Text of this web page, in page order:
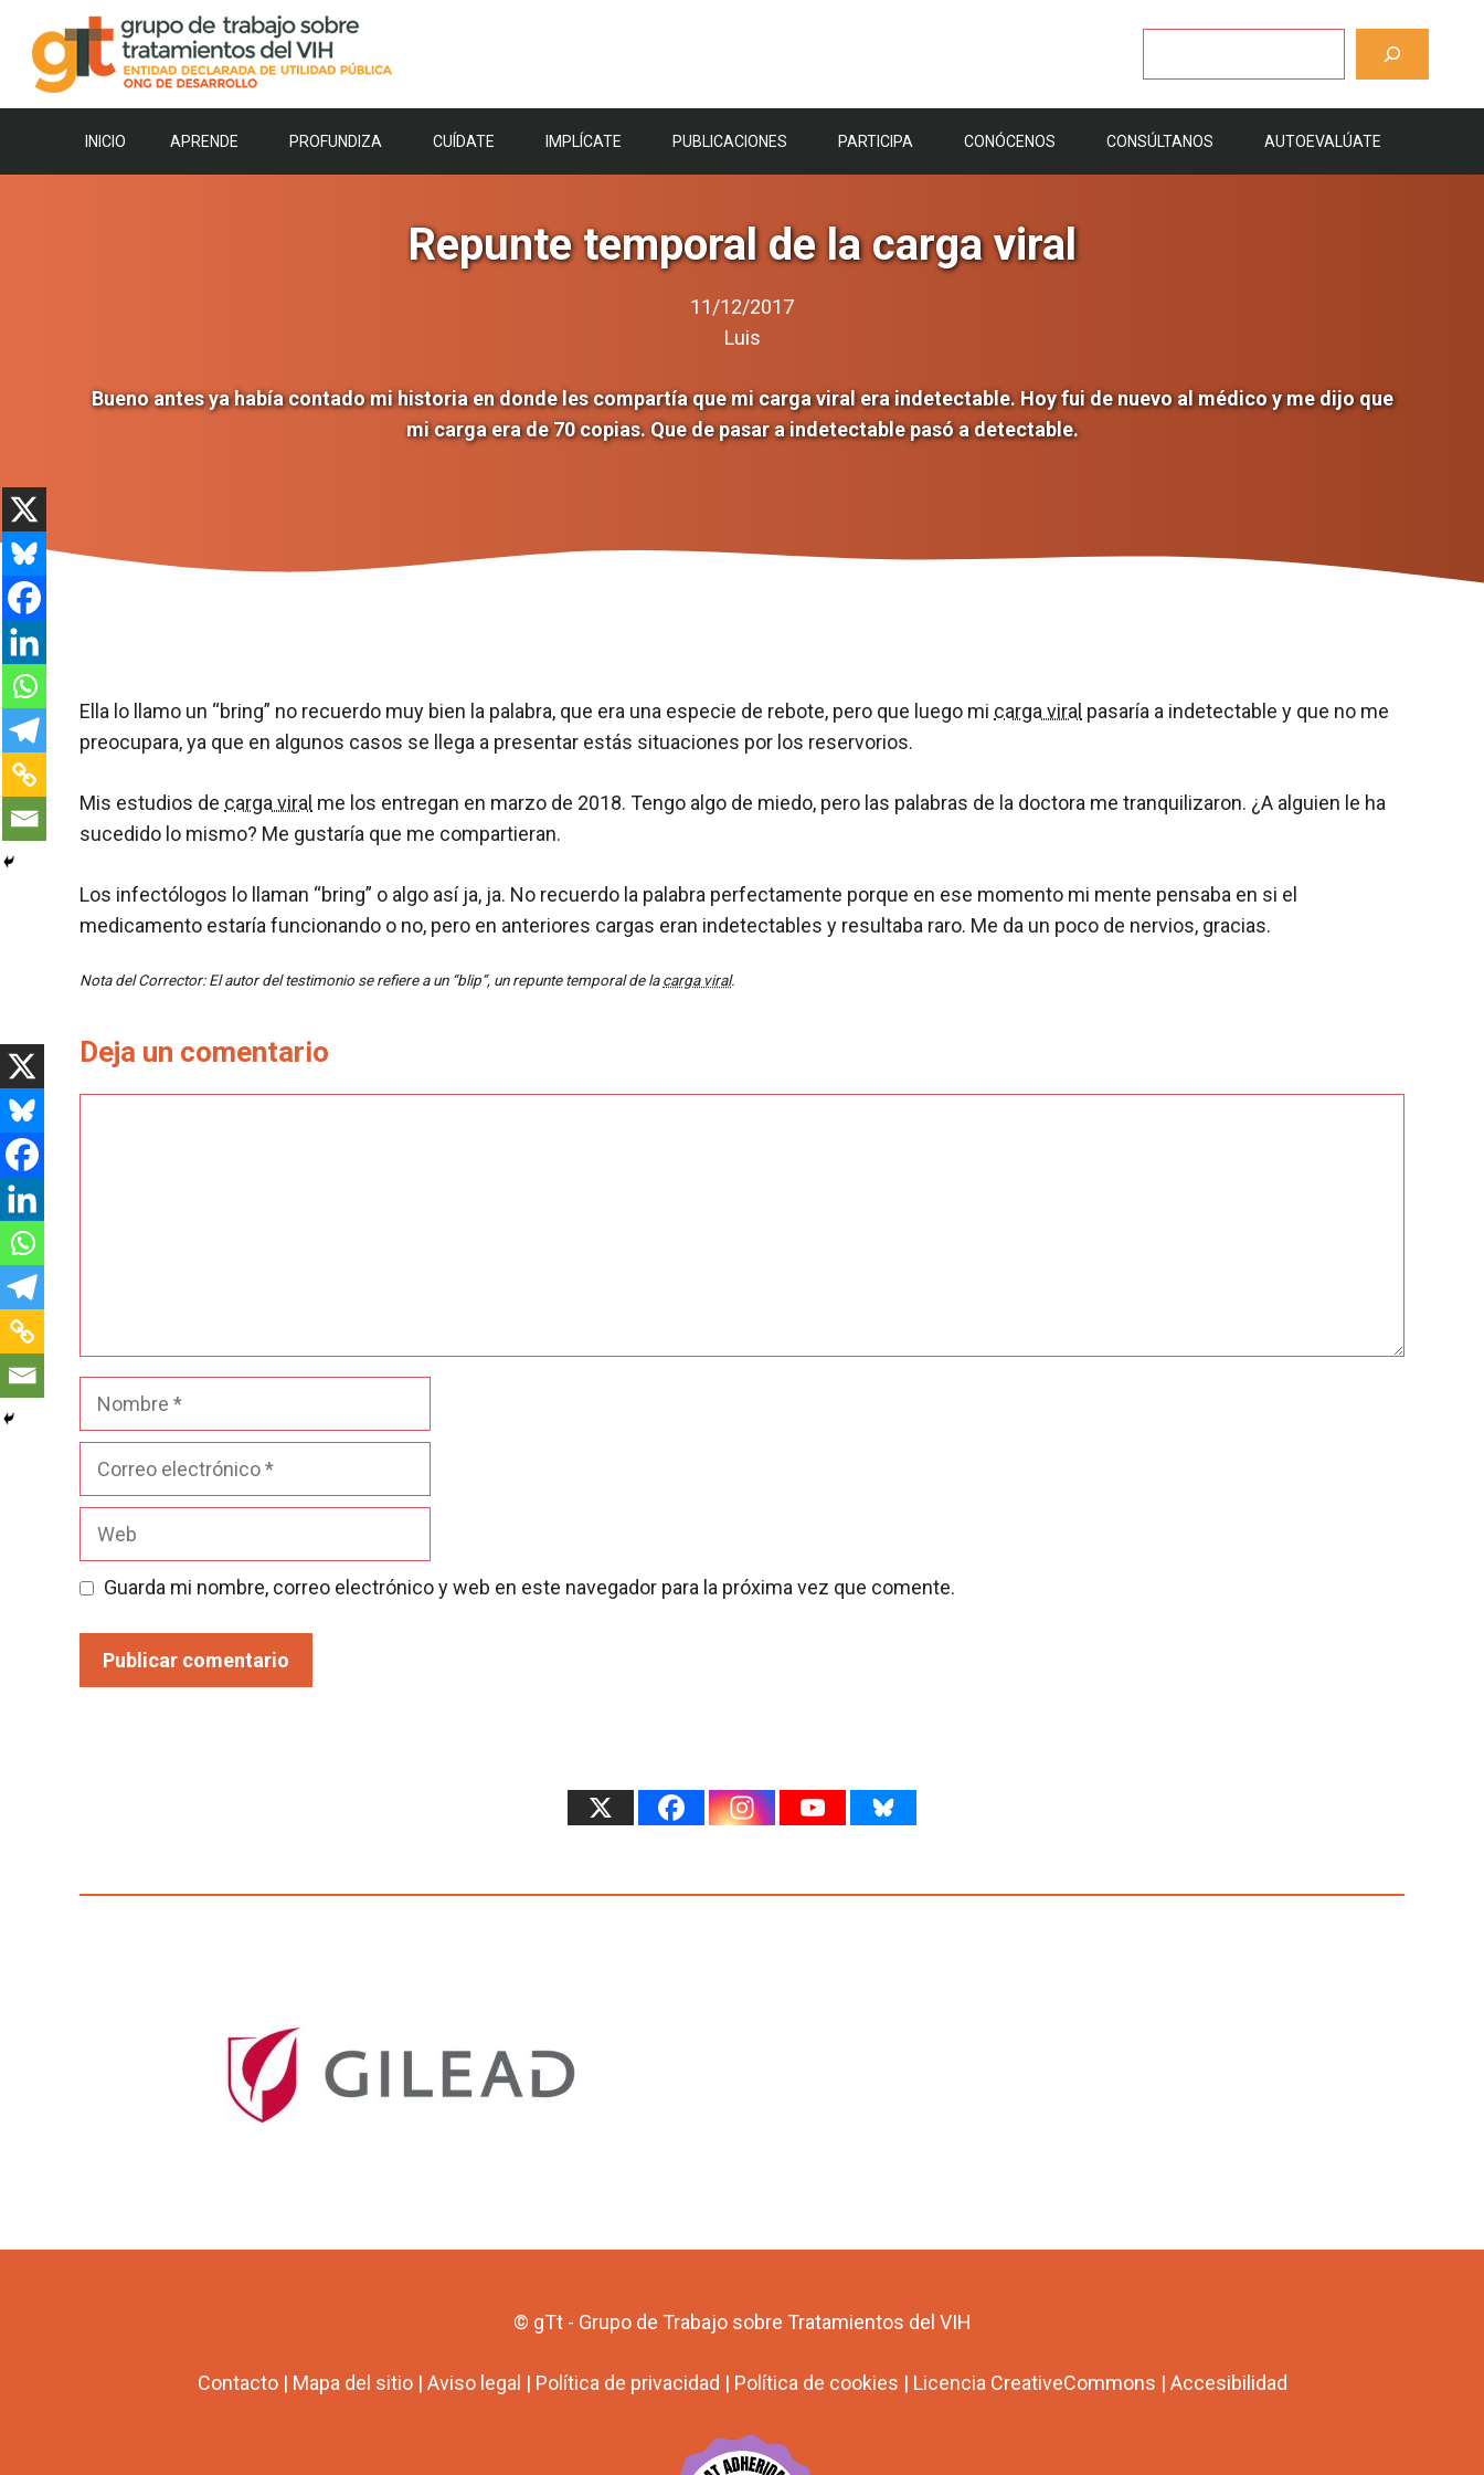
contenido
INICIO APRENDE PROFUNDIZA CUÍDATE IMPLÍCATE PUBLICACIONES PARTICIPA CONÓCENOS CONSÚLTANOS AUTOEVALÚATE
Repunte temporal de la carga viral
11/12/2017
Luis
Bueno antes ya había contado mi historia en donde les compartía que mi carga viral era indetectable. Hoy fui de nuevo al médico y me dijo que
mi carga era de 70 copias. Que de pasar a indetectable pasó a detectable.
Ella lo llamo un “bring” no recuerdo muy bien la palabra, que era una especie de rebote, pero que luego mi carga viral pasaría a indetectable y que no me
preocupara, ya que en algunos casos se llega a presentar estás situaciones por los reservorios.
Mis estudios de carga viral me los entregan en marzo de 2018. Tengo algo de miedo, pero las palabras de la doctora me tranquilizaron. ¿A alguien le ha
sucedido lo mismo? Me gustaría que me compartieran.
Los infectólogos lo llaman “bring” o algo así ja, ja. No recuerdo la palabra perfectamente porque en ese momento mi mente pensaba en si el
medicamento estaría funcionando o no, pero en anteriores cargas eran indetectables y resultaba raro. Me da un poco de nervios, gracias.
Nota del Corrector: El autor del testimonio se refiere a un “blip”, un repunte temporal de lacarga viral.
Deja un comentario
Nombre
Guarda mi nombre, correo electrónico y web en este navegador para la próxima vez que comente.
© gTt - Grupo de Trabajo sobre Tratamientos del VIH
Contacto| Mapa del sitio| Aviso legal | Política de privacidad | Política de cookies | Licencia CreativeCommons | Accesibilidad